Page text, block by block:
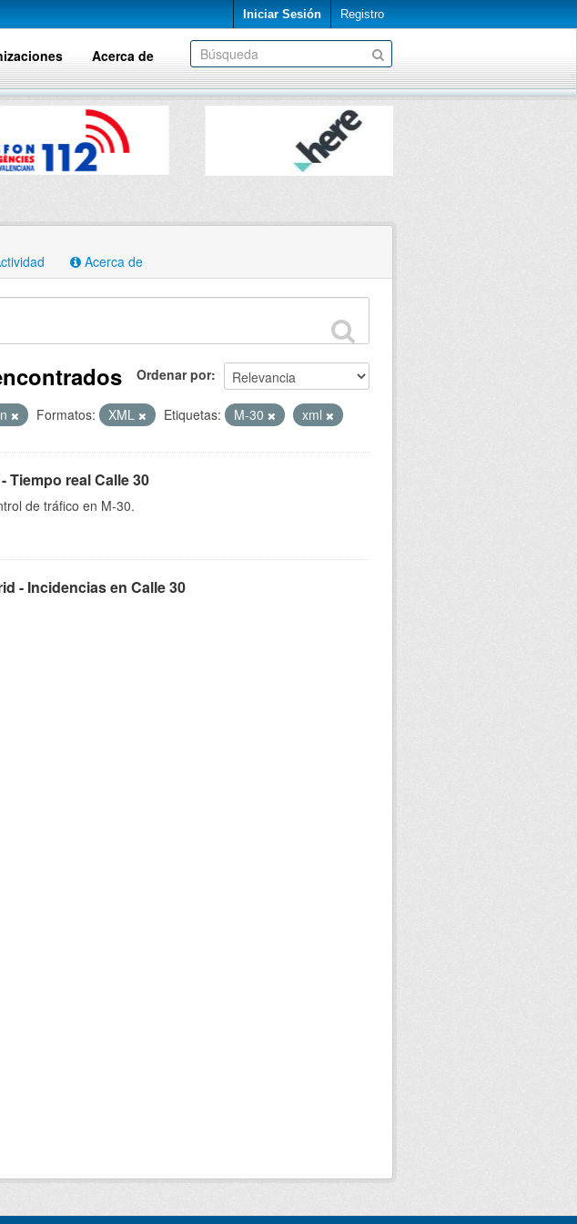
Iniciar Sesión Registro
Acerca de
Acerca de
Ordenar por
Formatos: XML Etiquetas: M-30 xml
Tiempo real Calle 30
de tráfico en M-30.
- Incidencias en Calle 30